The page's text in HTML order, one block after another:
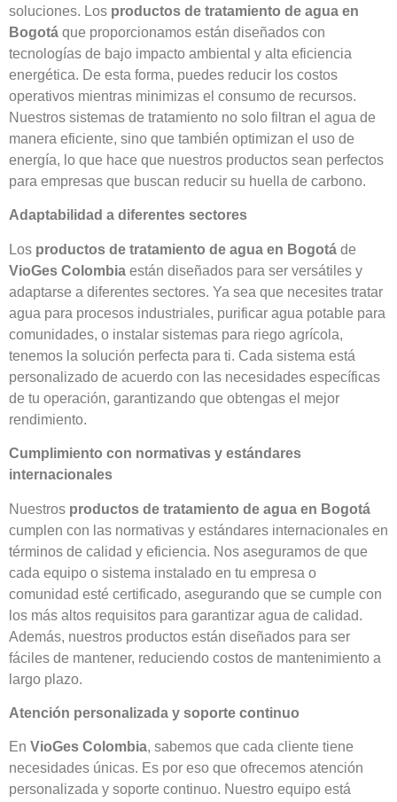
soluciones. Los productos de tratamiento de agua en
Bogotá que proporcionamos están diseñados con
tecnologías de bajo impacto ambiental y alta eficiencia
energética. De esta forma, puedes reducir los costos
operativos mientras minimizas el consumo de recursos.
Nuestros sistemas de tratamiento no solo filtran el agua de
manera eficiente, sino que también optimizan el uso de
energía, lo que hace que nuestros productos sean perfectos
para empresas que buscan reducir su huella de carbono.
Adaptabilidad a diferentes sectores
Los productos de tratamiento de agua en Bogotá de
VioGes Colombia están diseñados para ser versátiles y
adaptarse a diferentes sectores. Ya sea que necesites tratar
agua para procesos industriales, purificar agua potable para
comunidades, o instalar sistemas para riego agrícola,
tenemos la solución perfecta para ti. Cada sistema está
personalizado de acuerdo con las necesidades específicas
de tu operación, garantizando que obtengas el mejor
rendimiento.
Cumplimiento con normativas y estándares
internacionales
Nuestros productos de tratamiento de agua en Bogotá
cumplen con las normativas y estándares internacionales en
términos de calidad y eficiencia. Nos aseguramos de que
cada equipo o sistema instalado en tu empresa o
comunidad esté certificado, asegurando que se cumple con
los más altos requisitos para garantizar agua de calidad.
Además, nuestros productos están diseñados para ser
fáciles de mantener, reduciendo costos de mantenimiento a
largo plazo.
Atención personalizada y soporte continuo
En VioGes Colombia, sabemos que cada cliente tiene
necesidades únicas. Es por eso que ofrecemos atención
personalizada y soporte continuo. Nuestro equipo está